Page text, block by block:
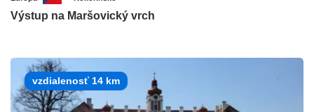
Výstup na Maršovický vrch
vzdialenosť 14 km